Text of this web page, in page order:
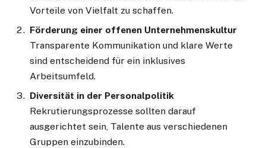
Vorteile von Vielfalt zu schaffen.
Förderung einer offenen Unternehmenskultur
Transparente Kommunikation und klare Werte
sind entscheidend für ein inklusives
Arbeitsumfeld.
Diversität in der Personalpolitik
Rekrutierungsprozesse sollten darauf
ausgerichtet sein, Talente aus verschiedenen
Gruppen einzubinden.